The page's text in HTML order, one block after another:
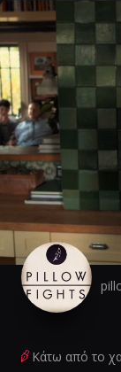
Κάτω από το